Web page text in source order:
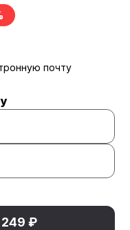
почту
₽